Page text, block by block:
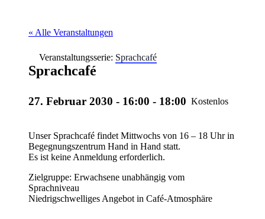
« Alle Veranstaltungen
Veranstaltungsserie: Sprachcafé
Sprachcafé
27. Februar 2030 - 16:00 - 18:00 Kostenlos
Unser Sprachcafé findet Mittwochs von 16 – 18 Uhr in
Begegnungszentrum Hand in Hand statt.
Es ist keine Anmeldung erforderlich.
Zielgruppe: Erwachsene unabhängig vom
Sprachniveau
Niedrigschwelliges Angebot in Café-Atmosphäre